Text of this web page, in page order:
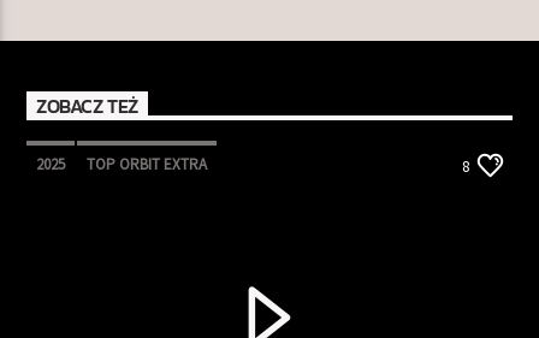
ZOBACZ TEŻ
2025 TOP ORBIT EXTRA 8